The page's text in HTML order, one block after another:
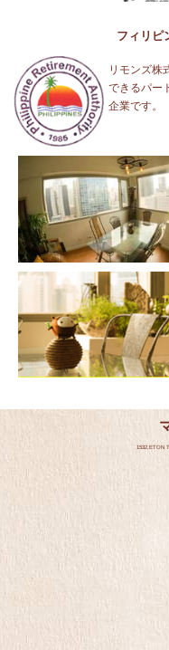
フィリピ
リモンズ株
できるパー
企業です。
1532,ETON